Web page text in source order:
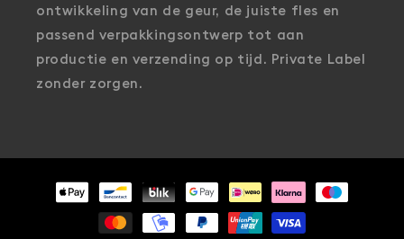
ontwikkeling van de geur, de juiste fles en
passend verpakkingsontwerp tot aan
productie en verzending op tijd. Private Label
zonder zorgen.
Betaalmethoden